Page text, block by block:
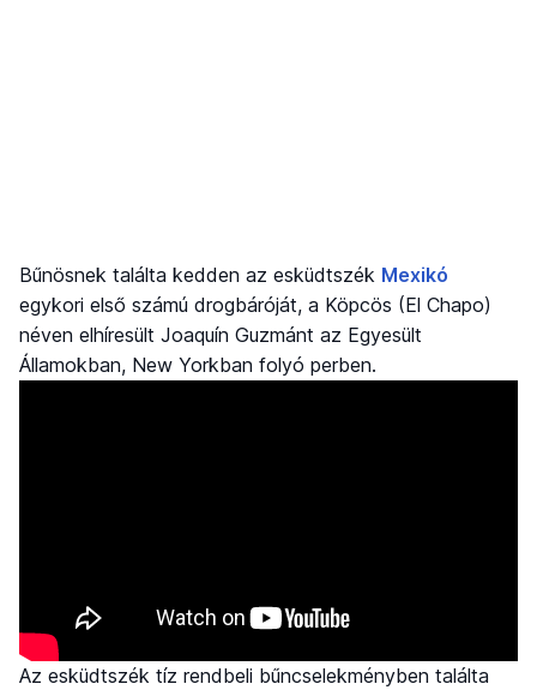
Bűnösnek találta kedden az esküdtszék Mexikó
egykori első számú drogbáróját, a Köpcös (El Chapo)
néven elhíresült Joaquín Guzmánt az Egyesült
Államokban, New Yorkban folyó perben.
Az esküdtszék tíz rendbeli bűncselekményben találta